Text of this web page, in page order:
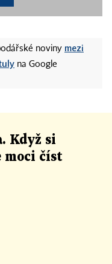
noviny mezi
na Google
Když si
moci číst